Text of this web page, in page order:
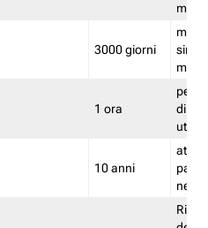
3000 giorni
1 ora
di un
10 anni
attiva